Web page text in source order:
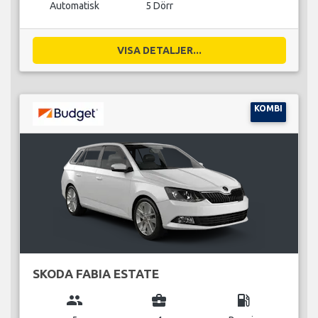
Automatisk 5 Dörr
VISA DETALJER...
KOMBI
SKODA FABIA ESTATE
group business_center local_gas_station